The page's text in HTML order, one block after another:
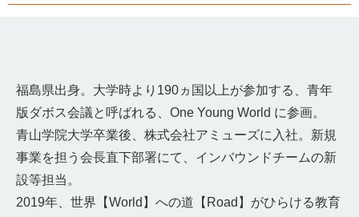
福島県出身。大学時より190ヵ国以上が参加する、青年
版ダボス会議と呼ばれる、One Young World に参画。
青山学院大学卒業後、株式会社アミューズに入社。新規
事業を担う会長直下部署にて、インバウンドチームの新
設等担当。
2019年、世界【World】への道【Road】がひらける教育